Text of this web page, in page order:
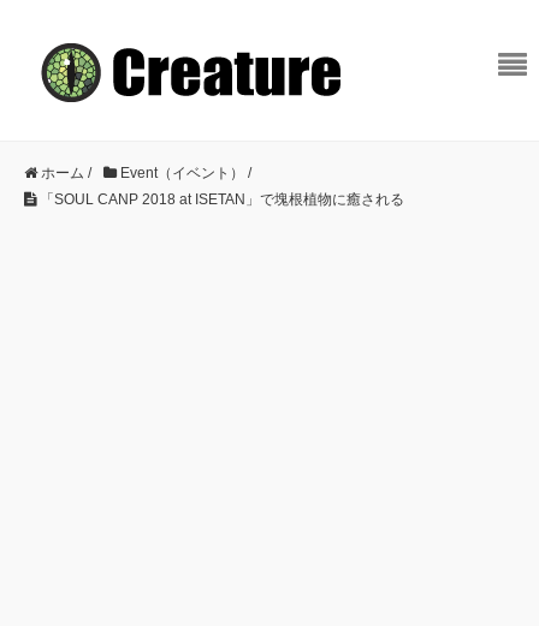
ホーム / Event（イベント）
/
「SOUL CANP 2018 at ISETAN」で塊根植物に癒される